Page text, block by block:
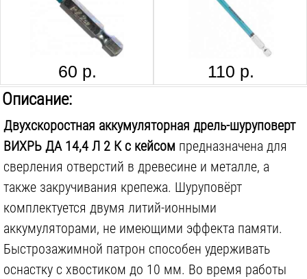
Ступеней закручивания:
Ударный режим:
Размер патрона:
10мм
Наличие подсветки:
есть
Аккумуляторов в комплекте:
2шт.
нет
Поставляется в:
кейсе
Вес инструмента:
2кг
60 р. 110 р.
Описание:
Двухскоростная аккумуляторная дрель-шуруповерт
ВИХРЬ ДА 14,4 Л 2 К с кейсом предназначена для
сверления отверстий в древесине и металле, а
также закручивания крепежа. Шуруповёрт
комплектуется двумя литий-ионными
аккумуляторами, не имеющими эффекта памяти.
Быстрозажимной патрон способен удерживать
оснастку с хвостиком до 10 мм. Во время работы